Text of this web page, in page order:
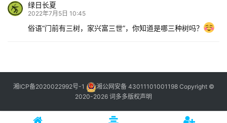
绿日长夏
2022年7月5日 10:45
俗语“门前有三树，家兴富三世”，你知道是哪三种树吗？
湘ICP备2020022992号-1 湘公网安备 43011101001198Copyright ©
2020-2026 词多多版权声明